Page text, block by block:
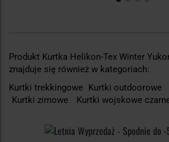
Produkt Kurtka Helikon-Tex Winter
znajduje się również w kategoriach:
Kurtki trekkingowe Kurtki outdoorowe
Kurtki zimowe
Kurtki wojskowe